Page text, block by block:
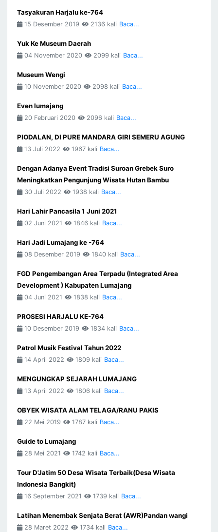
Tasyakuran Harjalu ke-764
15 Desember 2019 2136 kali Baca...
Yuk Ke Museum Daerah
04 November 2020 2099 kali Baca...
Museum Wengi
10 November 2020 2098 kali Baca...
Even lumajang
20 Februari 2020 2096 kali Baca...
PIODALAN, DI PURE MANDARA GIRI SEMERU AGUNG
13 Juli 2022 1967 kali Baca...
Dengan Adanya Event Tradisi Suroan Grebek Suro
Meningkatkan Pengunjung Wisata Hutan Bambu
30 Juli 2022 1938 kali Baca...
Hari Lahir Pancasila 1 Juni 2021
02 Juni 2021 1846 kali Baca...
Hari Jadi Lumajang ke -764
08 Desember 2019 1840 kali Baca...
FGD Pengembangan Area Terpadu (Integrated Area
Development ) Kabupaten Lumajang
04 Juni 2021 1838 kali Baca...
PROSESI HARJALU KE-764
10 Desember 2019 1834 kali Baca...
Patrol Musik Festival Tahun 2022
14 April 2022 1809 kali Baca...
MENGUNGKAP SEJARAH LUMAJANG
13 April 2022 1806 kali Baca...
OBYEK WISATA ALAM TELAGA/RANU PAKIS
22 Mei 2019 1787 kali Baca...
Guide to Lumajang
28 Mei 2021 1742 kali Baca...
Tour D'Jatim 50 Desa Wisata Terbaik(Desa Wisata
Indonesia Bangkit)
16 September 2021 1739 kali Baca...
Latihan Menembak Senjata Berat (AWR)Pandan wangi
28 Maret 2022 1734 kali Baca...